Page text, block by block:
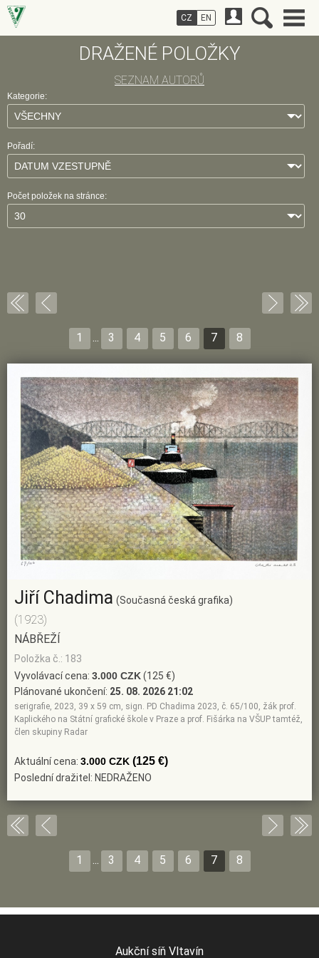
DRAŽENÉ POLOŽKY
SEZNAM AUTORŮ
Kategorie:
Pořadí:
Počet položek na stránce:
1 ... 3 4 5 6 7 8
Jiří Chadima (Současná česká grafika)
(1923)
NÁBŘEŽÍ
Položka č.: 183
Vyvolávací cena: 3.000 CZK(125 €)
Plánované ukončení: 25. 08. 2026 21:02
serigrafie, 2023, 39 x 59 cm, sign. PD Chadima 2023, č. 65/100, žák prof.
Kaplického na Státní grafické škole v Praze a prof. Fišárka na VŠUP tamtéž,
člen skupiny Radar
Aktuální cena: 3.000 CZK (125 €)
Poslední dražitel: NEDRAŽENO
1 ... 3 4 5 6 7 8
CZ EN
Aukční síň Vltavín